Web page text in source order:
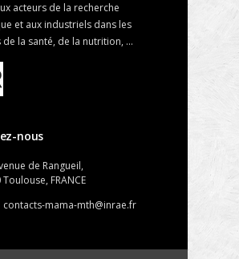
acteurs de la recherche
et aux industriels dans les
la santé, de la nutrition, ...
nous
de Rangueil,
FRANCE
contacts-mama-mth@inrae.fr